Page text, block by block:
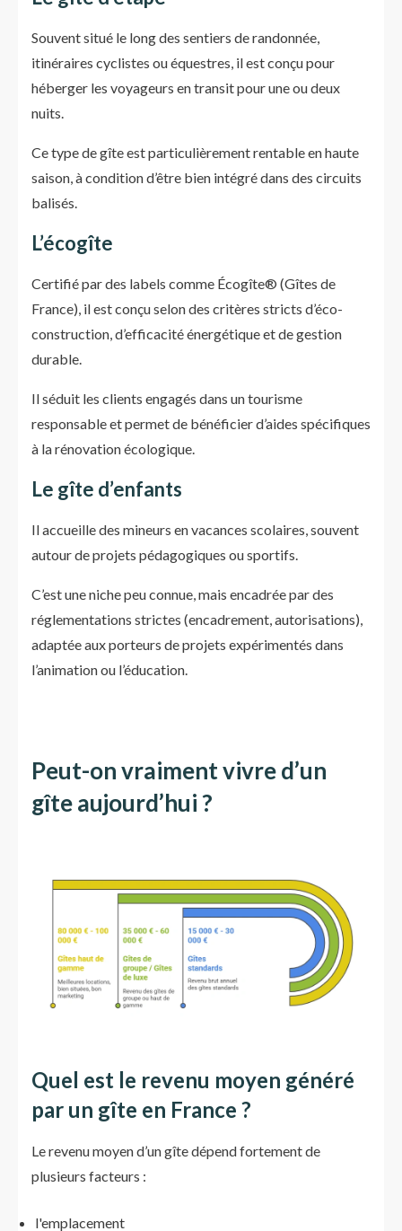
Souvent situé le long des sentiers de randonnée,
itinéraires cyclistes ou équestres, il est conçu pour
héberger les voyageurs en transit pour une ou deux
nuits.
Ce type de gîte est particulièrement rentable en haute
saison, à condition d’être bien intégré dans des circuits
balisés.
L’écogîte
Certifié par des labels comme Écogîte® (Gîtes de
France), il est conçu selon des critères stricts d’éco-
construction, d’efficacité énergétique et de gestion
durable.
Il séduit les clients engagés dans un tourisme
responsable et permet de bénéficier d’aides spécifiques
à la rénovation écologique.
Le gîte d’enfants
Il accueille des mineurs en vacances scolaires, souvent
autour de projets pédagogiques ou sportifs.
C’est une niche peu connue, mais encadrée par des
réglementations strictes (encadrement, autorisations),
adaptée aux porteurs de projets expérimentés dans
l’animation ou l’éducation.
Peut-on vraiment vivre d’un
gîte aujourd’hui ?
Quel est le revenu moyen généré
par un gîte en France ?
Le revenu moyen d’un gîte dépend fortement de
plusieurs facteurs :
l'emplacement